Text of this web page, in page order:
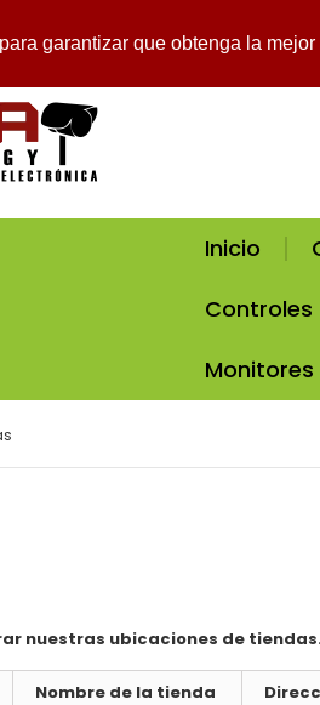
garantizar que obtenga la
Pedido Iniciar Sesión
Inicio
Controles
Monitores
nuestras ubicaciones de
Nombre de la tienda